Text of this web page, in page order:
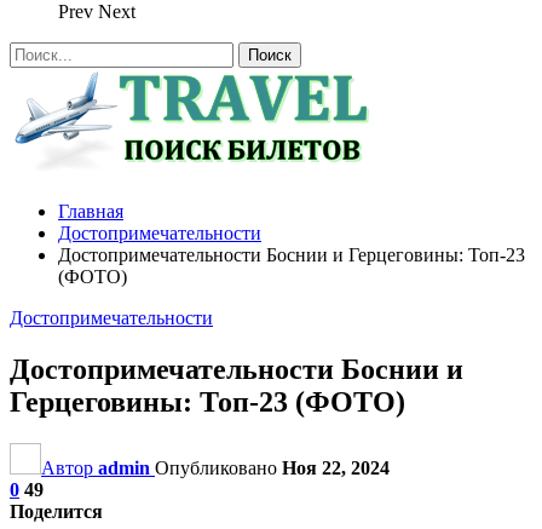
Prev Next
Главная
Достопримечательности
Достопримечательности Боснии и Герцеговины: Топ-23
(ФОТО)
Достопримечательности
Достопримечательности Боснии и
Герцеговины: Топ-23 (ФОТО)
Автор admin Опубликовано Ноя 22, 2024
0 49
Поделится